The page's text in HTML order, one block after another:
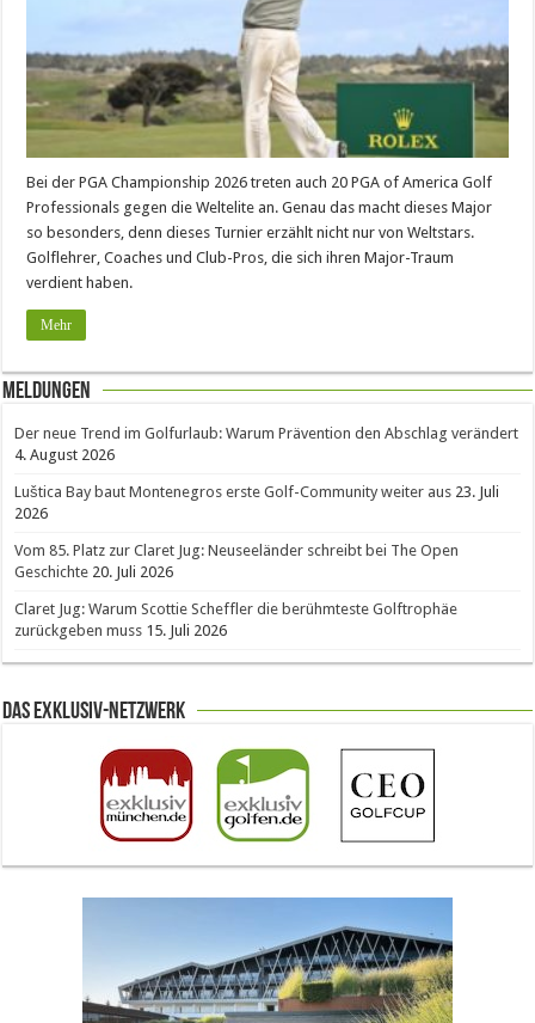
Bei der PGA Championship 2026 treten auch 20 PGA of America Golf
Professionals gegen die Weltelite an. Genau das macht dieses Major
so besonders, denn dieses Turnier erzählt nicht nur von Weltstars.
Golflehrer, Coaches und Club-Pros, die sich ihren Major-Traum
verdient haben.
Mehr
Meldungen
Der neue Trend im Golfurlaub: Warum Prävention den Abschlag verändert
4. August 2026
Luštica Bay baut Montenegros erste Golf-Community weiter aus 23. Juli
2026
Vom 85. Platz zur Claret Jug: Neuseeländer schreibt bei The Open
Geschichte 20. Juli 2026
Claret Jug: Warum Scottie Scheffler die berühmteste Golftrophäe
zurückgeben muss 15. Juli 2026
Das Exklusiv-Netzwerk